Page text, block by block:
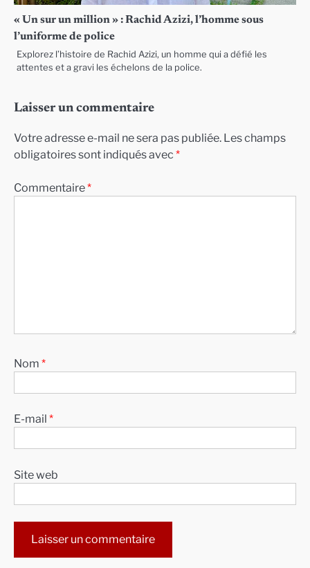
« Un sur un million » : Rachid Azizi, l’homme sous
l’uniforme de police
Explorez l’histoire de Rachid Azizi, un homme qui a défié les
attentes et a gravi les échelons de la police.
Laisser un commentaire
Votre adresse e-mail ne sera pas publiée. Les champs
obligatoires sont indiqués avec *
Commentaire*
Nom *
E-mail *
Site web